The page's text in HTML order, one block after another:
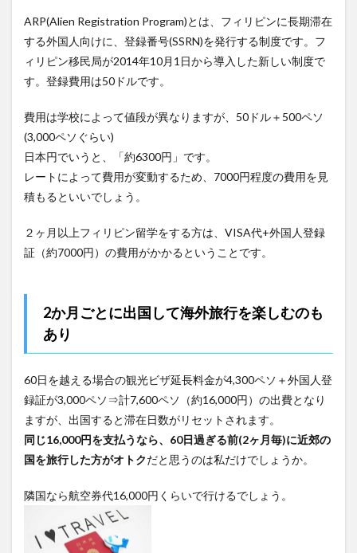
ARP(Alien Registration Program)とは、フィリピンに長期滞在
する外国人向けに、登録番号(SSRN)を発行する制度です。フ
ィリピン移民局が2014年10月1日から導入した新しい制度で
す。登録費用は50ドルです。
費用は学校によって値段が異なりますが、50ドル＋500ペソ
(3,000ペソぐらい)
日本円でいうと、「約6300円」です。
レートによって費用が変動するため、7000円程度の費用を見
積もるといいでしょう。
２ヶ月以上フィリピン留学をする方は、VISA代+外国人登録
証（約7000円）の費用がかかるということです。
2か月ごとに出国して海外旅行を楽しむのも
あり
60日を越える場合の観光ビザ延長料金が4,300ペソ＋外国人登
録証が3,000ペソ⇒計7,600ペソ（約16,000円）の出費となり
ますが、出国すると滞在日数がリセットされます。
同じ16,000円を支払うなら、60日過ぎる前(2ヶ月毎)に近郊の
国を旅行した方がオトクだと思うのは私だけでしょうか。
隣国なら航空券代16,000円くらいで行けるでしょう。